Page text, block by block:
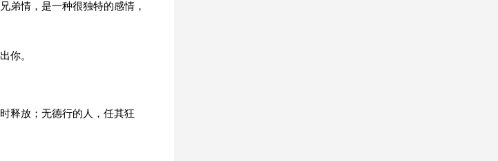
弟情，是一种很独特的感情，
你。
释放；无德行的人，任其狂